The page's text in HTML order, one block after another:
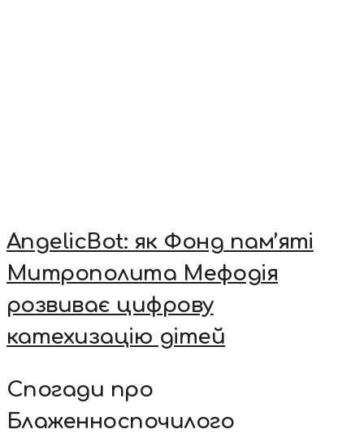
AngelicBot: як Фонд пам’яті
Митрополита Мефодія
розвиває цифрову
катехизацію дітей
Спогади про
Блаженноспочилого